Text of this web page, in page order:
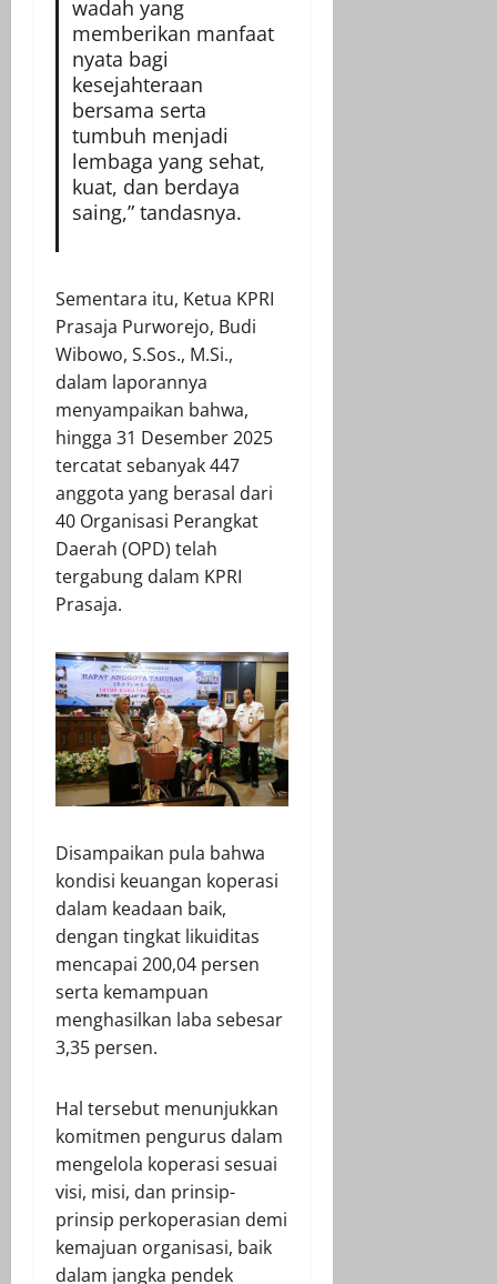
wadah yang
memberikan manfaat
nyata bagi
kesejahteraan
bersama serta
tumbuh menjadi
lembaga yang sehat,
kuat, dan berdaya
saing,” tandasnya.
Sementara itu, Ketua KPRI
Prasaja Purworejo, Budi
Wibowo, S.Sos., M.Si.,
dalam laporannya
menyampaikan bahwa,
hingga 31 Desember 2025
tercatat sebanyak 447
anggota yang berasal dari
40 Organisasi Perangkat
Daerah (OPD) telah
tergabung dalam KPRI
Prasaja.
Disampaikan pula bahwa
kondisi keuangan koperasi
dalam keadaan baik,
dengan tingkat likuiditas
mencapai 200,04 persen
serta kemampuan
menghasilkan laba sebesar
3,35 persen.
Hal tersebut menunjukkan
komitmen pengurus dalam
mengelola koperasi sesuai
visi, misi, dan prinsip-
prinsip perkoperasian demi
kemajuan organisasi, baik
dalam jangka pendek